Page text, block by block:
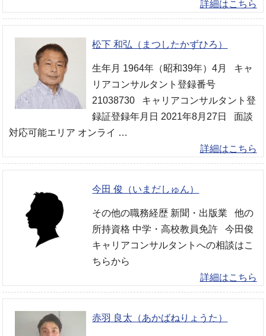
詳細はこちら
松下 和弘（まつしたかずひろ）
生年月 1964年（昭和39年）4月 キャ
リアコンサルタント登録番号
21038730 キャリアコンサルタント登
録証登録年月日 2021年8月27日 面談
対応可能エリア オンライ …
詳細はこちら
今田 俊（いまだしゅん）
その他の職務経歴 新聞・出版業 他の
所持資格 中学・高校教員免許 今田俊
キャリアコンサルタントへの相談はこ
ちらから
詳細はこちら
赤羽 良太（あかばねりょうた）